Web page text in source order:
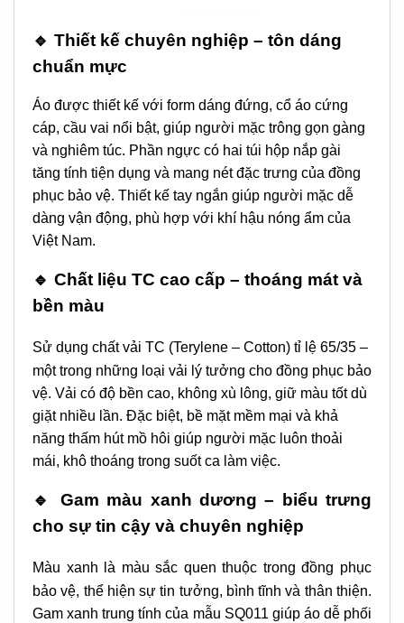
🔹 Thiết kế chuyên nghiệp – tôn dáng
chuẩn mực
Áo được thiết kế với form dáng đứng, cổ áo cứng
cáp, cầu vai nổi bật, giúp người mặc trông gọn gàng
và nghiêm túc. Phần ngực có hai túi hộp nắp gài
tăng tính tiện dụng và mang nét đặc trưng của đồng
phục bảo vệ. Thiết kế tay ngắn giúp người mặc dễ
dàng vận động, phù hợp với khí hậu nóng ẩm của
Việt Nam.
🔹 Chất liệu TC cao cấp – thoáng mát và
bền màu
Sử dụng chất vải TC (Terylene – Cotton) tỉ lệ 65/35 –
một trong những loại vải lý tưởng cho đồng phục bảo
vệ. Vải có độ bền cao, không xù lông, giữ màu tốt dù
giặt nhiều lần. Đặc biệt, bề mặt mềm mại và khả
năng thấm hút mồ hôi giúp người mặc luôn thoải
mái, khô thoáng trong suốt ca làm việc.
🔹 Gam màu xanh dương – biểu trưng
cho sự tin cậy và chuyên nghiệp
Màu xanh là màu sắc quen thuộc trong đồng phục
bảo vệ, thể hiện sự tin tưởng, bình tĩnh và thân thiện.
Gam xanh trung tính của mẫu SQ011 giúp áo dễ phối